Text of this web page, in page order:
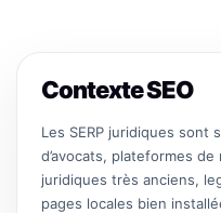
Contexte SEO
Les SERP juridiques sont
d’avocats, plateformes
juridiques très anciens,
pages locales bien